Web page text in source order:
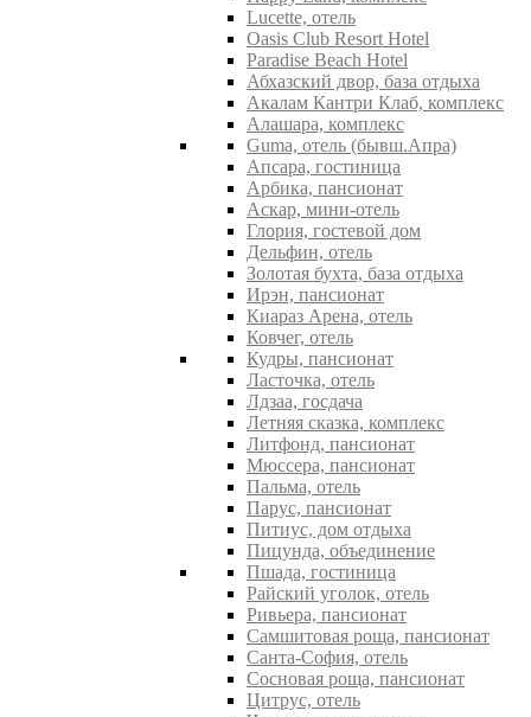
Lucette, отель
Oasis Club Resort Hotel
Paradise Beach Hotel
Абхазский двор, база отдыха
Акалам Кантри Клаб, комплекс
Алашара, комплекс
Guma, отель (бывш.Апра)
Апсара, гостиница
Арбика, пансионат
Аскар, мини-отель
Глория, гостевой дом
Дельфин, отель
Золотая бухта, база отдыха
Ирэн, пансионат
Киараз Арена, отель
Ковчег, отель
Кудры, пансионат
Ласточка, отель
Лдзаа, госдача
Летняя сказка, комплекс
Литфонд, пансионат
Мюссера, пансионат
Пальма, отель
Парус, пансионат
Питиус, дом отдыха
Пицунда, объединение
Пшада, гостиница
Райский уголок, отель
Ривьера, пансионат
Самшитовая роща, пансионат
Санта-София, отель
Сосновая роща, пансионат
Цитрус, отель